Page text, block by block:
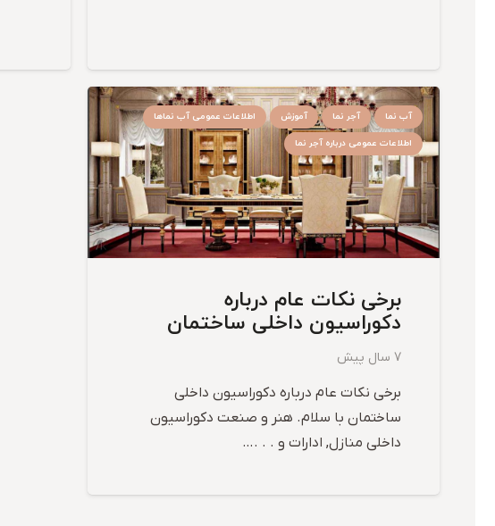
آب نما آجر نما آموزش
اطلاعات عمومی آب نماها
اطلاعات عمومی درباره آجر نما
برخی نکات عام درباره
دکوراسیون داخلی ساختمان
7 سال پیش
برخی نکات عام درباره دکوراسیون داخلی
ساختمان با سلام. هنر و صنعت دکوراسیون
داخلی منازل, ادارات و . . .…